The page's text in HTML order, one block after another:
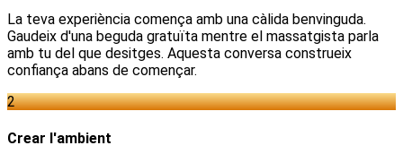
La teva experiència comença amb una càlida benvinguda.
Gaudeix d'una beguda gratuïta mentre el massatgista parla
amb tu del que desitges. Aquesta conversa construeix
confiança abans de començar.
2
Crear l'ambient